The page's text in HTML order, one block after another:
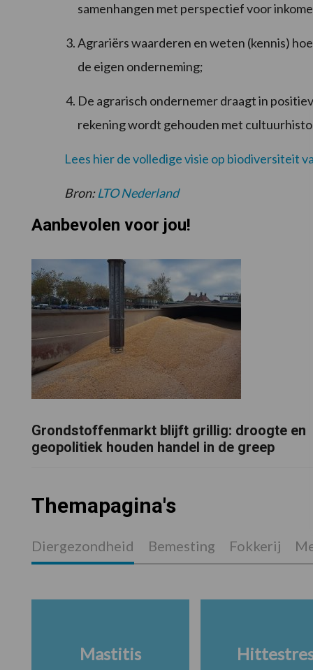
samenhangen met perspectief voor
Agrariërs waarderen en weten (kennis)
de eigen onderneming;
De agrarisch ondernemer draagt in
rekening wordt gehouden met
Lees hier de volledige visie op biodiversiteit
Bron:LTO Nederland
Aanbevolen voor jou!
Grondstoffenmarkt blijft grillig: droogte en
geopolitiek houden handel in de greep
Themapagina's
Diergezondheid Bemesting Fokkerij
Mastitis